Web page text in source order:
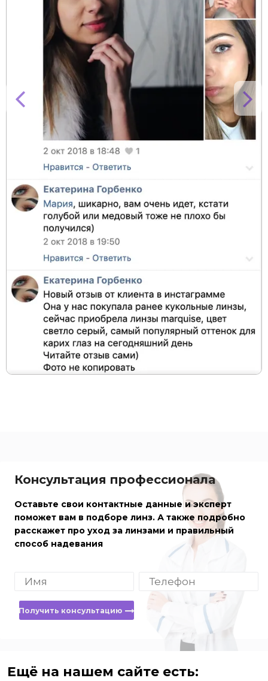
Консультация профессионала
Оставьте свои контактные данные и эксперт
поможет вам в подборе линз. А также подробно
расскажет про уход за линзами и правильный
способ надевания
Получить консультацию
Ещё на нашем сайте есть: